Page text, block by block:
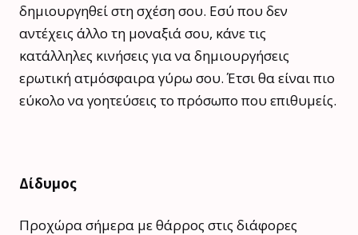
δημιουργηθεί στη σχέση σου. Εσύ που δεν
αντέχεις άλλο τη μοναξιά σου, κάνε τις
κατάλληλες κινήσεις για να δημιουργήσεις
ερωτική ατμόσφαιρα γύρω σου. Έτσι θα είναι πιο
εύκολο να γοητεύσεις το πρόσωπο που επιθυμείς.
Δίδυμος
Προχώρα σήμερα με θάρρος στις διάφορες